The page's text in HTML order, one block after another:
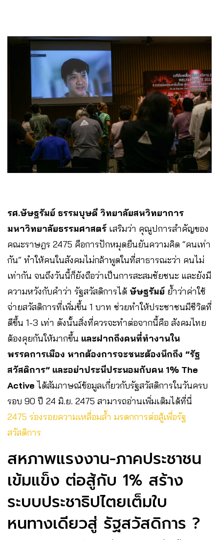
รศ.ษัษฐรัมย์ ธรรมบุษดี วิทยาลัยสหวิทยาการ
มหาวิทยาลัยธรรมศาสตร์ เสริมว่า คุณูปการสำคัญของ
คณะราษฎร 2475 คือการปักหมุดยืนยันความคิด “คนเท่า
กัน” ทำให้คนในสังคมไม่กล้าพูดในที่สาธารณะว่า คนไม่
เท่ากัน จนถึงวันนี้ก็ยังถือว่าเป็นการสะสมชัยชนะ และยังมี
ความหวังกับคำว่า รัฐสวัสดิการได้ ษัษฐรัมย์ ย้ำว่าค่าใช้
จ่ายสวัสดิการที่เพิ่มขึ้น 1 บาท ช่วยทำให้ประชาชนมีชีวิตที่
ดีขึ้น 1-3 เท่า ดังนั้นสิ่งที่ควรจะทำต่อจากนี้คือ สังคมไทย
ต้องคุยกันให้มากขึ้น และฝากถึงคนที่ทำงานใน
พรรคการเมือง หากต้องการจะชนะต้องนึกถึง “รัฐ
สวัสดิการ” และอย่าประนีประนอมกับคน 1% The
Active ได้สัมภาษณ์ข้อมูลเกี่ยวกับรัฐสวัสดิการในวันครบ
รอบ 90 ปี 24 มิ.ย. 2475 สามารถอ่านเพิ่มเติมได้ที่นี่
2475 ร่องรอยความเหลื่อมล้ำ มรดกการต่อสู้เพื่อรัฐ
สวัสดิการ
สหภาพแรงงาน-ภาคประชาชน
เข้มแข็ง ต่อสู้กับ 1% สร้าง
ระบบประชาธิปไตยเต็มใบ
หนทางเดียวสู่ รัฐสวัสดิการ ?